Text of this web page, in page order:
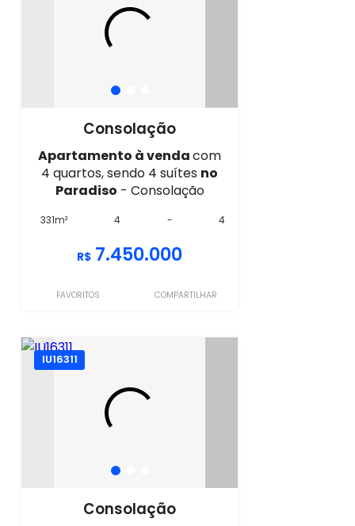
Consolação
Apartamento à vendacom
4 quartos, sendo 4 suítes no
Paradiso - Consolação
331m² 4 - 4
R$ 7.450.000
FAVORITOS COMPARTILHAR
IU16311
Consolação